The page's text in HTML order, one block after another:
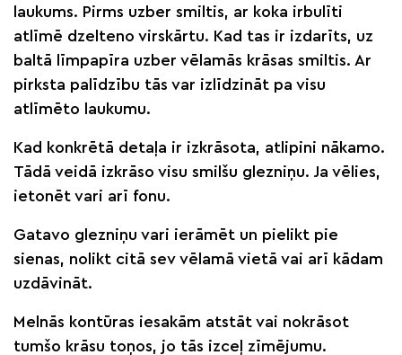
laukums. Pirms uzber smiltis, ar koka irbulīti
atlīmē dzelteno virskārtu. Kad tas ir izdarīts, uz
baltā līmpapīra uzber vēlamās krāsas smiltis. Ar
pirksta palīdzību tās var izlīdzināt pa visu
atlīmēto laukumu.
Kad konkrētā detaļa ir izkrāsota, atlipini nākamo.
Tādā veidā izkrāso visu smilšu glezniņu. Ja vēlies,
ietonēt vari arī fonu.
Gatavo glezniņu vari ierāmēt un pielikt pie
sienas, nolikt citā sev vēlamā vietā vai arī kādam
uzdāvināt.
Melnās kontūras iesakām atstāt vai nokrāsot
tumšo krāsu toņos, jo tās izceļ zīmējumu.